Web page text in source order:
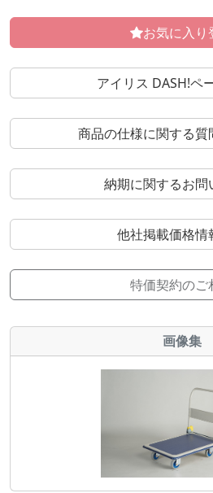
お気に入り
アイリス DASH!ペ
商品の仕様に関する質
納期に関するお問
他社掲載価格情
特価契約のご
画像集